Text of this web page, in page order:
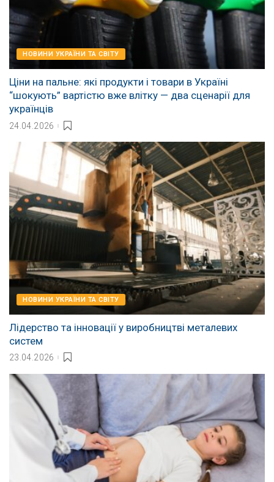
НОВИНИ УКРАЇНИ ТА СВІТУ
Ціни на пальне: які продукти і товари в Україні
“шокують” вартістю вже влітку — два сценарії для
українців
24.04.2026
НОВИНИ УКРАЇНИ ТА СВІТУ
Лідерство та інновації у виробництві металевих
систем
23.04.2026